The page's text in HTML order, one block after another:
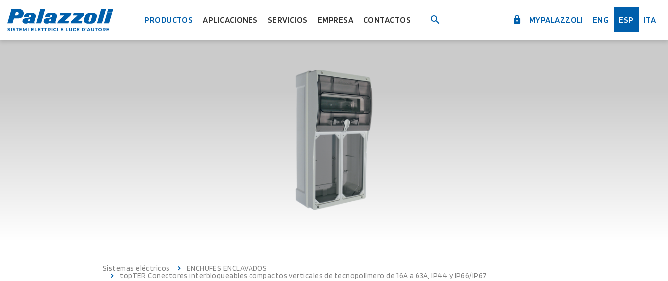
PRODUCTOS APLICACIONES SERVICIOS EMPRESA CONTACTOS MYPALAZZOLI ENG ESP ITA
Sistemas eléctricos
ENCHUFES ENCLAVADOS
topTER Conectores interbloqueables compactos verticales de tecnopolímero de 16A a 63A, IP44 y IP66/IP67